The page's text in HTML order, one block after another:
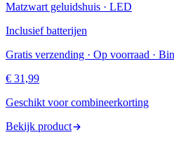
Matzwart geluidshuis · LED
Inclusief batterijen
Gratis verzending · Op voorraad ·
€ 31,99
Geschikt voor combineerkorting
Bekijk product